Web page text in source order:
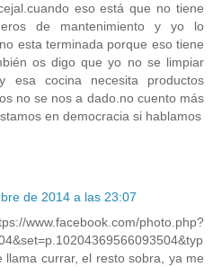
eso está que no tiene
de mantenimiento y yo lo
esta terminada porque eso tiene
os digo que yo no se limpiar
esa cocina necesita productos
no se nos a dado.no cuento más
en democracia si hablamos
de 2014 a las 23:07
www.facebook.com/photo.php?
llama currar, el resto sobra, ya me